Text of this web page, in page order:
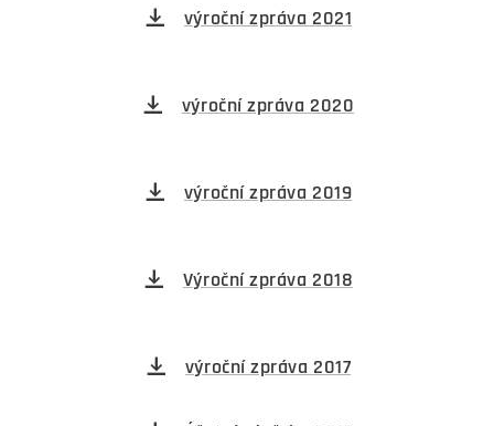
výroční zpráva 2021
výroční zpráva 2020
výroční zpráva 2019
Výroční zpráva 2018
výroční zpráva 2017